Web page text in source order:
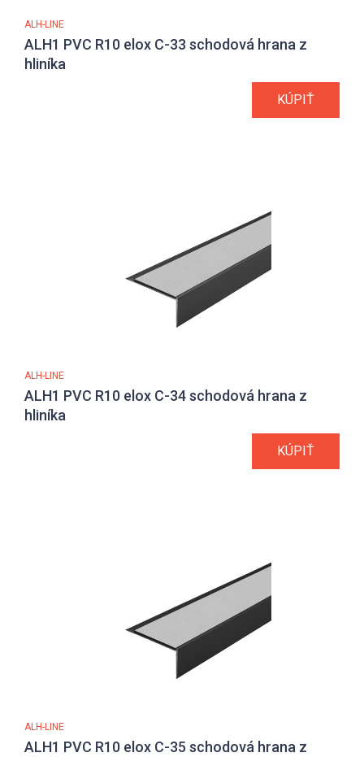
ALH-LINE
ALH1 PVC R10 elox C-33 schodová hrana z
hliníka
KÚPIŤ
ALH-LINE
ALH1 PVC R10 elox C-34 schodová hrana z
hliníka
KÚPIŤ
ALH-LINE
ALH1 PVC R10 elox C-35 schodová hrana z